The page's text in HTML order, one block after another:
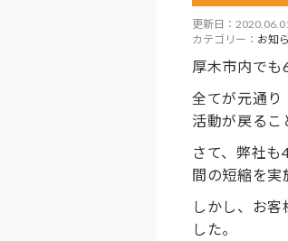
更新日：
カテゴリー： お知
厚木市内でも
全てが元通り
活動が戻るこ
さて、弊社
間の短縮を実
しかし、お
した。